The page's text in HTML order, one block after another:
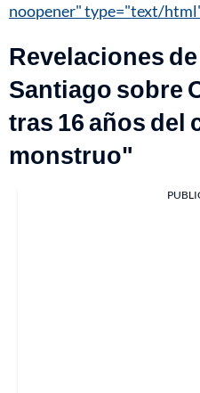
noopener" type="text/
Revelaciones
Santiago sobre
tras 16 años del
monstruo"